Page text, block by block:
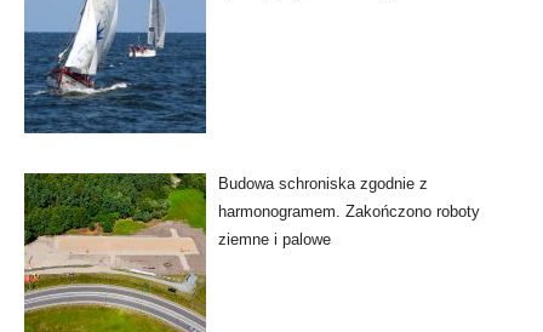
Budowa schroniska zgodnie z
harmonogramem. Zakończono roboty
ziemne i palowe